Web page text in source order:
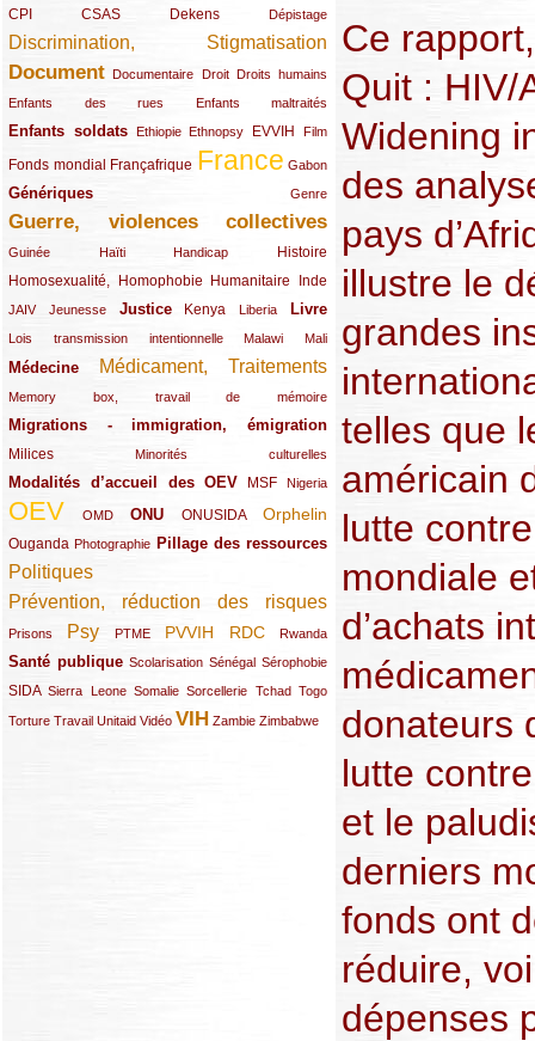
CPI
(48/289) CSAS
(32/289) Dekens
(29/289) Dépistage
(19/289)
Discrimination, Stigmatisation
(131/289)
Document
(145/289) Documentaire
(9/289) Droit
(20/289) Droits humains
(22/289)
Enfants des rues
(21/289) Enfants maltraités
(10/289)
Enfants soldats
(68/289) Ethiopie
(12/289) Ethnopsy
(15/289) EVVIH
(55/289) Film
(22/289)
Fonds mondial
(48/289) Françafrique
(39/289) France
(289/289) Gabon
(12/289)
Génériques
(59/289) Genre
(22/289)
Guerre, violences collectives
(149/289)
Guinée
(12/289) Haïti
(15/289) Handicap
(10/289) Histoire
(49/289)
Homosexualité, Homophobie
(44/289) Humanitaire
(47/289) Inde
(34/289)
JAIV
(10/289)Jeunesse
(21/289) Justice
(65/289) Kenya
(35/289) Liberia
(25/289) Livre
(62/289)
Lois transmission intentionnelle
(24/289) Malawi
(11/289) Mali
(21/289)
Médecine
(62/289) Médicament, Traitements
(142/289)
Memory box, travail de mémoire
(11/289)
Migrations - immigration, émigration
(67/289)
Milices
(34/289) Minorités culturelles
(15/289)
Modalités d’accueil des OEV
(58/289) MSF
(54/289) Nigeria
(27/289)
OEV
(269/289) OMD
(26/289) ONU
(58/289) ONUSIDA
(44/289) Orphelin
(112/289)
Ouganda
(29/289) Photographie
(27/289) Pillage des ressources
(77/289)
Politiques
(120/289)
Prévention, réduction des risques
(131/289)
Prisons
(22/289) Psy
(119/289) PTME
(12/289) PVVIH
(111/289) RDC
(104/289) Rwanda
(23/289)
Santé publique
(59/289) Scolarisation
(9/289) Sénégal
(13/289) Sérophobie
(19/289)
SIDA
(29/289)Sierra Leone
(13/289) Somalie
(12/289) Sorcellerie
(19/289) Tchad
(10/289) Togo
(15/289)
Torture
(17/289)Travail
(21/289) Unitaid
(26/289) Vidéo
(23/289) VIH
(154/289) Zambie
(12/289) Zimbabwe
(21/289)
Ce
Quit : HIV/
Widening
des
pays
illustre le
grandes
telles que
américain
lutte
mondiale
d’achats
donateurs
lutte
et le
derniers
fonds ont
réduire,
dépenses